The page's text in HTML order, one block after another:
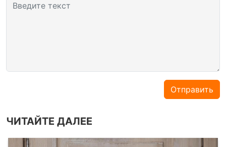
Введите текст
Отправить
ЧИТАЙТЕ ДАЛЕЕ